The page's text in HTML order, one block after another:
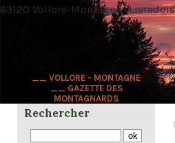
__ VOLLORE - MONTAGNE
__ GAZETTE DES
MONTAGNARDS
63120 Vollore-Montagne ·
Rechercher